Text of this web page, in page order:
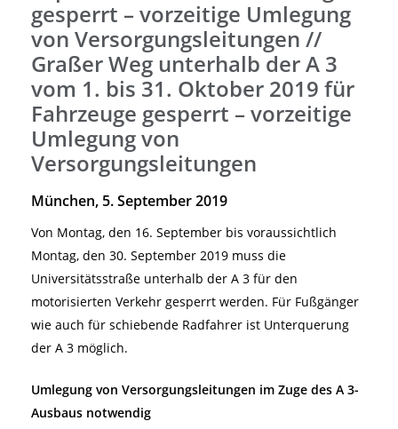
gesperrt – vorzeitige Umlegung
von Versorgungsleitungen //
Graßer Weg unterhalb der A 3
vom 1. bis 31. Oktober 2019 für
Fahrzeuge gesperrt – vorzeitige
Umlegung von
Versorgungsleitungen
München, 5. September 2019
Von Montag, den 16. September bis voraussichtlich
Montag, den 30. September 2019 muss die
Universitätsstraße unterhalb der A 3 für den
motorisierten Verkehr gesperrt werden. Für Fußgänger
wie auch für schiebende Radfahrer ist Unterquerung
der A 3 möglich.
Umlegung von Versorgungsleitungen im Zuge des A 3-
Ausbaus notwendig